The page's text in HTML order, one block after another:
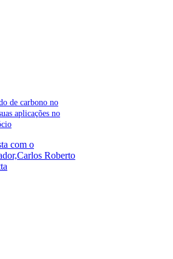
de carbono no
aplicações no
com o
Roberto